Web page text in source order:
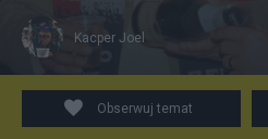
Kacper Joel
Obserwuj temat